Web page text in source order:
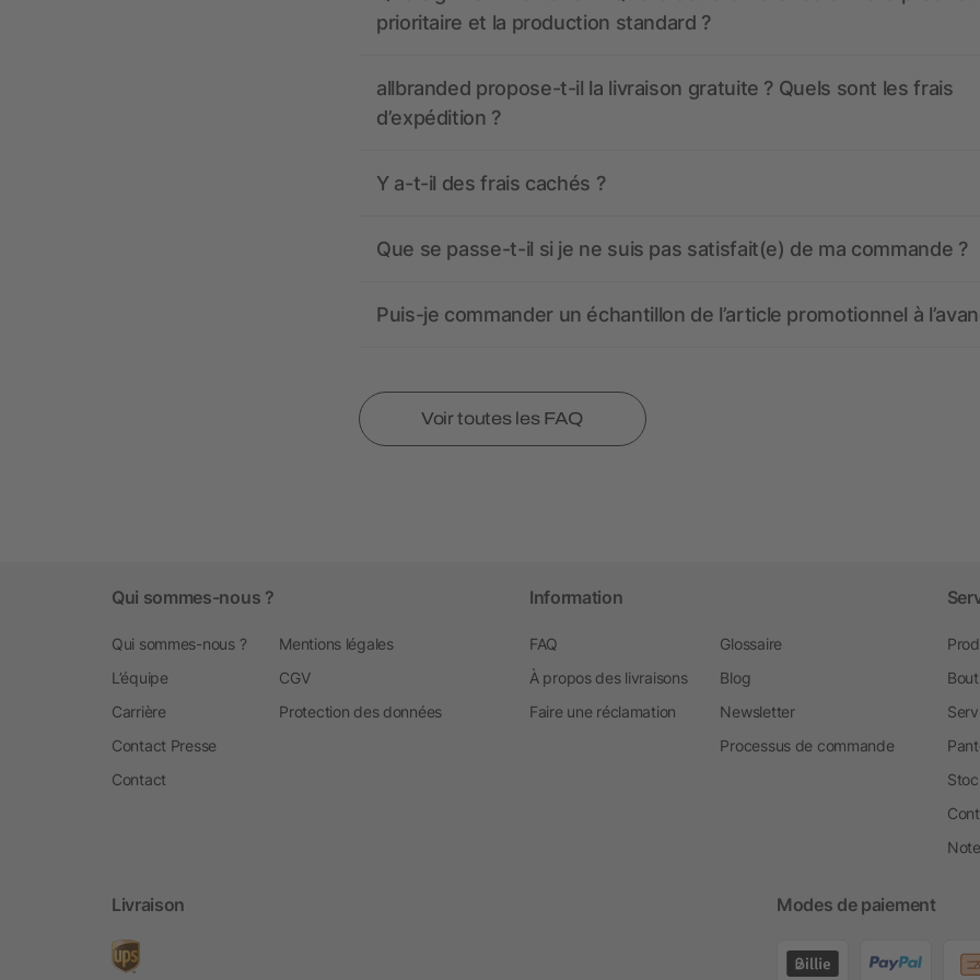
prioritaire et la production standard ?
allbranded propose-t-il la livraison gratuite ? Quels sont les frais
d’expédition ?
Y a-t-il des frais cachés ?
Que se passe-t-il si je ne suis pas satisfait(e) de ma commande ?
Puis-je commander un échantillon de l’article promotionnel à
Voir toutes les FAQ
Qui sommes-nous ?
Qui sommes-nous ?
L’équipe
Carrière
Contact Presse
Contact
Mentions légales
CGV
Protection des données
Information
FAQ
À propos des livraisons
Faire une réclamation
Glossaire
Blog
Newsletter
Processus de commande
Livraison Modes de paiement